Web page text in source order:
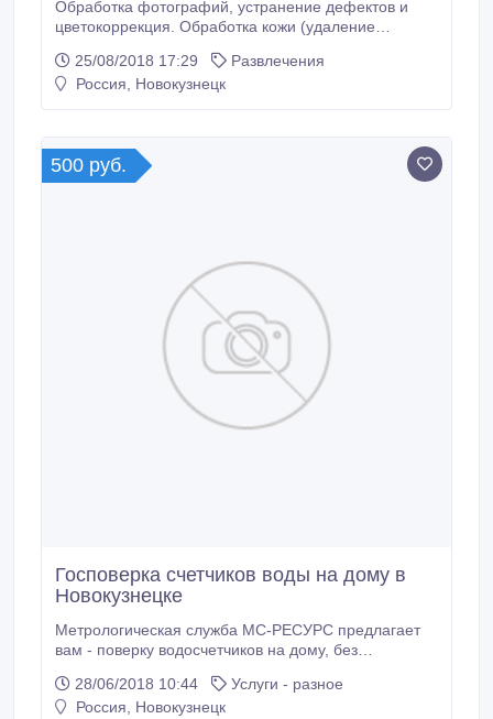
Обработка фотографий, устранение дефектов и
цветокоррекция. Обработка кожи (удаление
полнее итд...). Удаление лишних объектов с
фотографии (люди на заднем плане, мусор и
25/08/2018 17:29
Развлечения
Россия, Новокузнецк
500 руб.
Госповерка счетчиков воды на дому в
Новокузнецке
Метрологическая служба МС-РЕСУРС предлагает
вам - поверку водосчетчиков на дому, без
поверка. Вам выдается свидетельство о поверке,
копию которого и текущие показания вы передаёте
28/06/2018 10:44
Услуги - разное
Россия, Новокузнецк